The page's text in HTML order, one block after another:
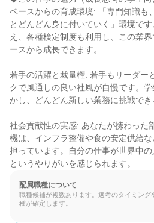
ベースからの育成環境: 「専門知識も
とどんどん身に付いていく」環境で
え、各種検定制度も利用し、この業
ースから成長できます。
若手の活躍と裁量権: 若手もリーダー
クで風通しの良い社風が自慢です。
かし、どんどん新しい業務に挑戦でき
社会貢献性の実感: あなたが携わった
機は、インフラ整備や食の安定供給
担っています。自分の仕事が世界中
というやりがいを感じられます。
配属職種について
職種候補が複数あります。選考のタイミング
種が確定します。